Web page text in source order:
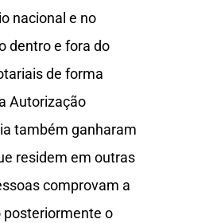
nacional e no
dentro e fora do
de forma
Autorização
também ganharam
residem em outras
comprovam a
posteriormente o